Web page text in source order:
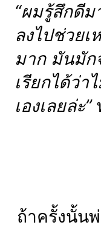
“ผมรู้สึกดี
ลงไปช่วย
มาก มันมัก
เรียกได้ว่า
เองเลยล่ะ”
ถ้าครั้งนั้น